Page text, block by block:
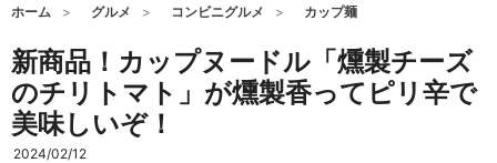
ホーム グルメ コンビニグルメ カップ麺
新商品！カップヌードル「燻製チーズ
のチリトマト」が燻製香ってピリ辛で
美味しいぞ！
2024/02/12